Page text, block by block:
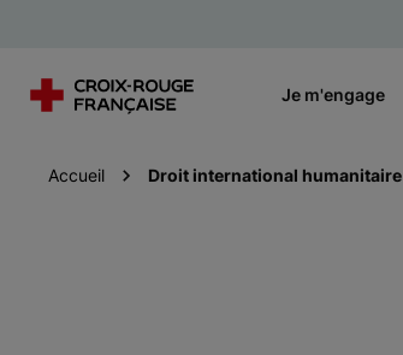
Je m'engage
Accueil Droit international humanitaire